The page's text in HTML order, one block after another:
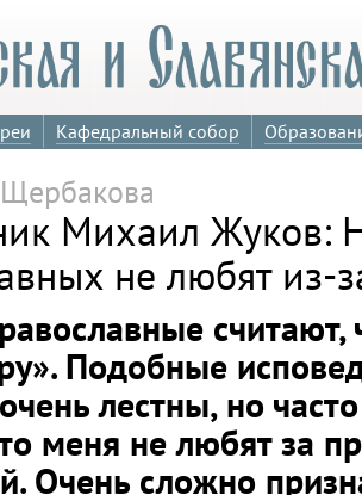
Кафедральный собор
Михаил Жуков:
не любят из-
считают,
Подобные
лестны, но
меня не любят за
Очень сложно